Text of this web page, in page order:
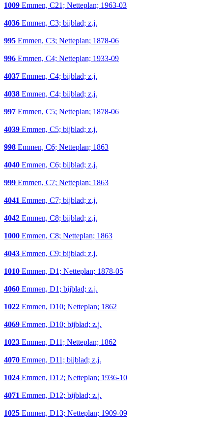
1009 Emmen, C21; Netteplan; 1963-03
4036 Emmen, C3; bijblad; z.j.
995 Emmen, C3; Netteplan; 1878-06
996 Emmen, C4; Netteplan; 1933-09
4037 Emmen, C4; bijblad; z.j.
4038 Emmen, C4; bijblad; z.j.
997 Emmen, C5; Netteplan; 1878-06
4039 Emmen, C5; bijblad; z.j.
998 Emmen, C6; Netteplan; 1863
4040 Emmen, C6; bijblad; z.j.
999 Emmen, C7; Netteplan; 1863
4041 Emmen, C7; bijblad; z.j.
4042 Emmen, C8; bijblad; z.j.
1000 Emmen, C8; Netteplan; 1863
4043 Emmen, C9; bijblad; z.j.
1010 Emmen, D1; Netteplan; 1878-05
4060 Emmen, D1; bijblad; z.j.
1022 Emmen, D10; Netteplan; 1862
4069 Emmen, D10; bijblad; z.j.
1023 Emmen, D11; Netteplan; 1862
4070 Emmen, D11; bijblad; z.j.
1024 Emmen, D12; Netteplan; 1936-10
4071 Emmen, D12; bijblad; z.j.
1025 Emmen, D13; Netteplan; 1909-09